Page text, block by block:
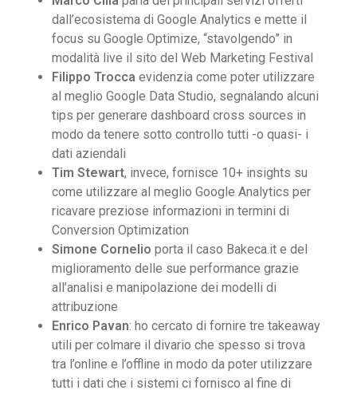
dall’ecosistema di Google Analytics e mette il
focus su Google Optimize, “stavolgendo” in
modalità live il sito del Web Marketing Festival
Filippo Trocca evidenzia come poter utilizzare
al meglio Google Data Studio, segnalando alcuni
tips per generare dashboard cross sources in
modo da tenere sotto controllo tutti -o quasi- i
dati aziendali
Tim Stewart, invece, fornisce 10+ insights su
come utilizzare al meglio Google Analytics per
ricavare preziose informazioni in termini di
Conversion Optimization
Simone Cornelio porta il caso Bakeca.it e del
miglioramento delle sue performance grazie
all’analisi e manipolazione dei modelli di
attribuzione
Enrico Pavan: ho cercato di fornire tre takeaway
utili per colmare il divario che spesso si trova
tra l’online e l’offline in modo da poter utilizzare
tutti i dati che i sistemi ci fornisco al fine di